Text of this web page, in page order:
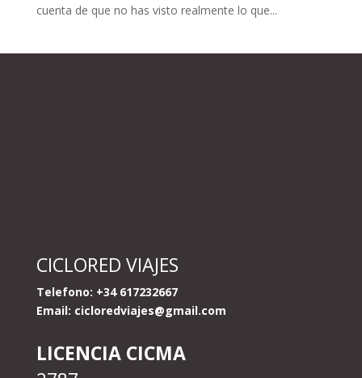
cuenta de que no has visto realmente lo que...
CICLORED VIAJES
Telefono: +34 617232667
Email: cicloredviajes@gmail.com
LICENCIA CICMA